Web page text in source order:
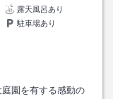
露天風呂あり
駐車場あり
園を有する感動の